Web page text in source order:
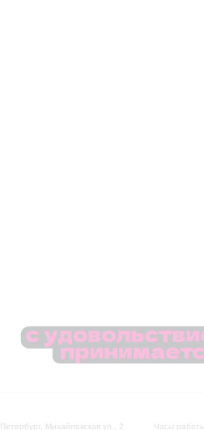
Михайловская ул., 2
Часы